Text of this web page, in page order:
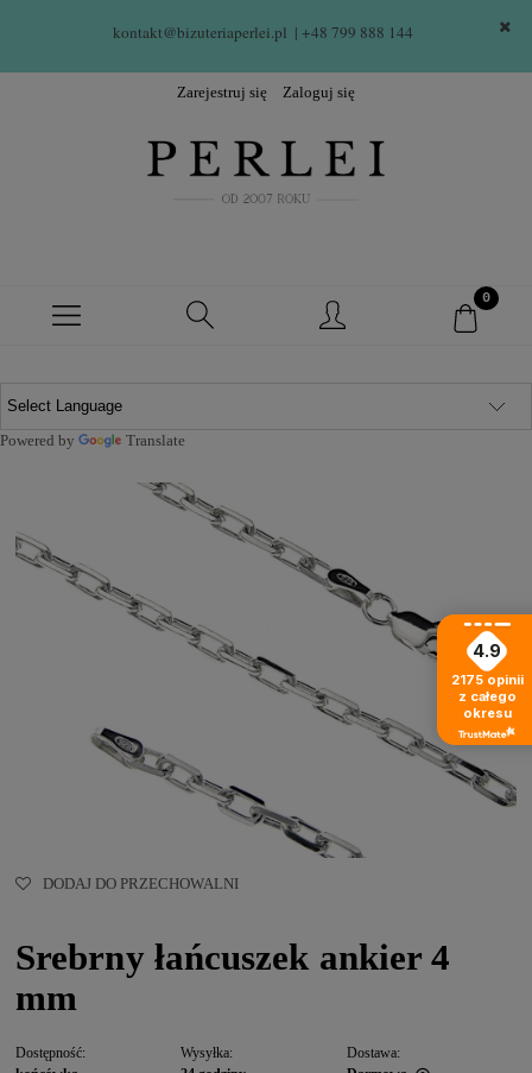
kontakt@bizuteriaperlei.pl | +48 799 888 144
Zarejestruj się Zaloguj się
Powered by Translate
DODAJ DO PRZECHOWALNI
Srebrny łańcuszek ankier 4
mm
Dostępność:
Wysyłka:
Dostawa:
4.9
2175 opinii
z całego
okresu